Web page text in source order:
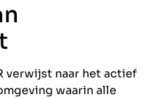
verwijst naar het actief
waarin alle